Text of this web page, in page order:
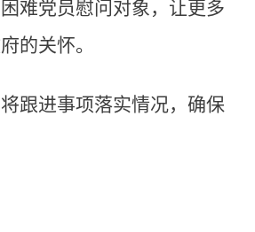
难党员慰问对象，让更多
的关怀。
跟进事项落实情况，确保